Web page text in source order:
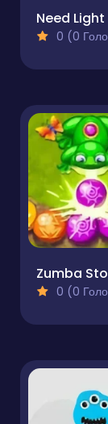
Need Light
0 (0
Zumba
0 (0